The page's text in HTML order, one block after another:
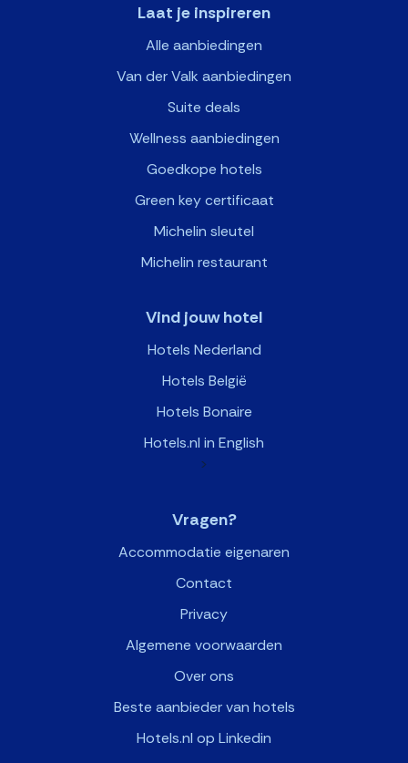
Laat je inspireren
Alle aanbiedingen
Van der Valk aanbiedingen
Suite deals
Wellness aanbiedingen
Goedkope hotels
Green key certificaat
Michelin sleutel
Michelin restaurant
Vind jouw hotel
Hotels Nederland
Hotels België
Hotels Bonaire
Hotels.nl in English
>
Vragen?
Accommodatie eigenaren
Contact
Privacy
Algemene voorwaarden
Over ons
Beste aanbieder van hotels
Hotels.nl op Linkedin